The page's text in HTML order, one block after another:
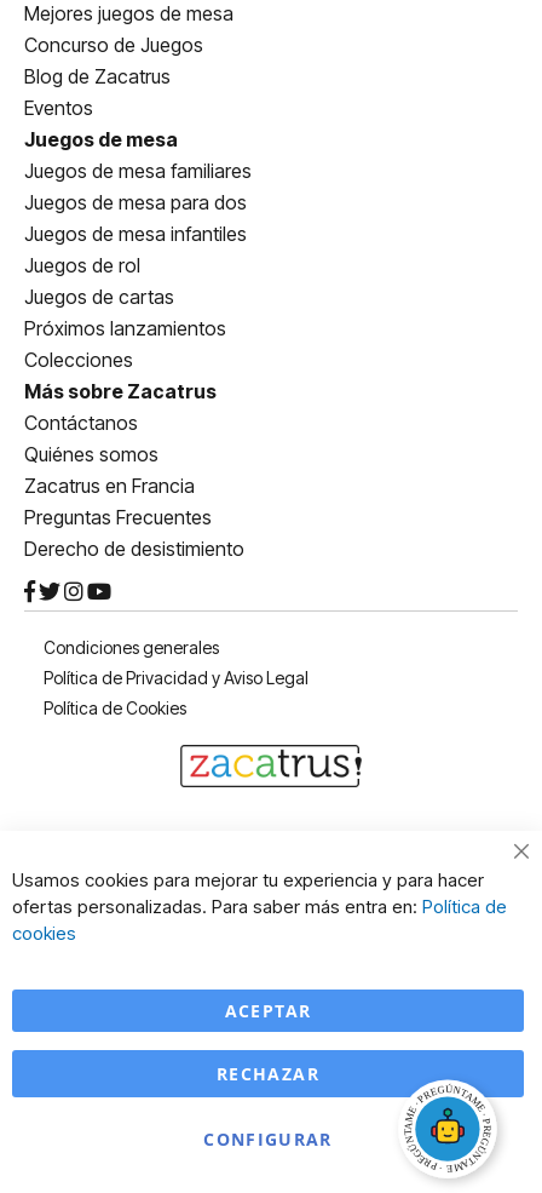
Mejores juegos de mesa
Concurso de Juegos
Blog de Zacatrus
Eventos
Juegos de mesa
Juegos de mesa familiares
Juegos de mesa para dos
Juegos de mesa infantiles
Juegos de rol
Juegos de cartas
Próximos lanzamientos
Colecciones
Más sobre Zacatrus
Contáctanos
Quiénes somos
Zacatrus en Francia
Preguntas Frecuentes
Derecho de desistimiento
Condiciones generales
Política de Privacidad y Aviso Legal
Política de Cookies
Usamos cookies para mejorar tu experiencia y para hacer
ofertas personalizadas. Para saber más entra en: Política de
cookies
ACEPTAR
CONFIGURAR
RECHAZAR